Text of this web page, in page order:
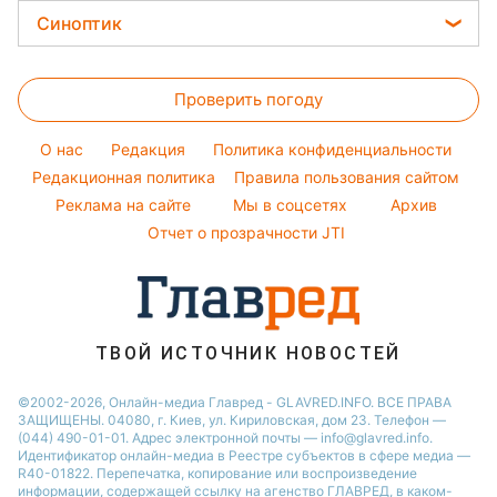
Ольга Сумская
Елена Зеленская
Кейт Миддлтон
Новости Полтавы
Новости Сум
Новости Черкассы
Новости Львова
Новости Запорожья
Новости Днепра
Легкие десерты
Праздничное меню
Авто
Стирка
Комнатные растения
Цены на продукты
Денежная помощь
Курс валют
Синоптик
Магнитные бури
Погода на сегодня
Погода на завтра
Пылевая буря
Проверить погоду
O нас Редакция
Политика конфиденциальности
Редакционная политика
Правила пользования сайтом
Реклама на сайте
Мы в соцсетях
Архив
Отчет о прозрачности JTI
ТВОЙ ИСТОЧНИК НОВОСТЕЙ
©2002-2026, Онлайн-медиа Главред - GLAVRED.INFO. ВСЕ ПРАВА
ЗАЩИЩЕНЫ. 04080, г. Киев, ул. Кириловская, дом 23. Телефон —
(044) 490-01-01. Адрес электронной почты — info@glavred.info.
Идентификатор онлайн-медиа в Реестре cубъектов в сфере медиа —
R40-01822. Перепечатка, копирование или воспроизведение
информации, содержащей ссылку на агенство ГЛАВРЕД, в каком-